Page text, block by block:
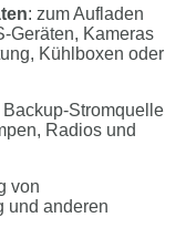
: zum Aufladen
Geräten, Kameras
Kühlboxen oder
Backup-Stromquelle
Radios und
von
und anderen